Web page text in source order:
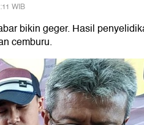
WIB
bikin geger. Hasil
cemburu.